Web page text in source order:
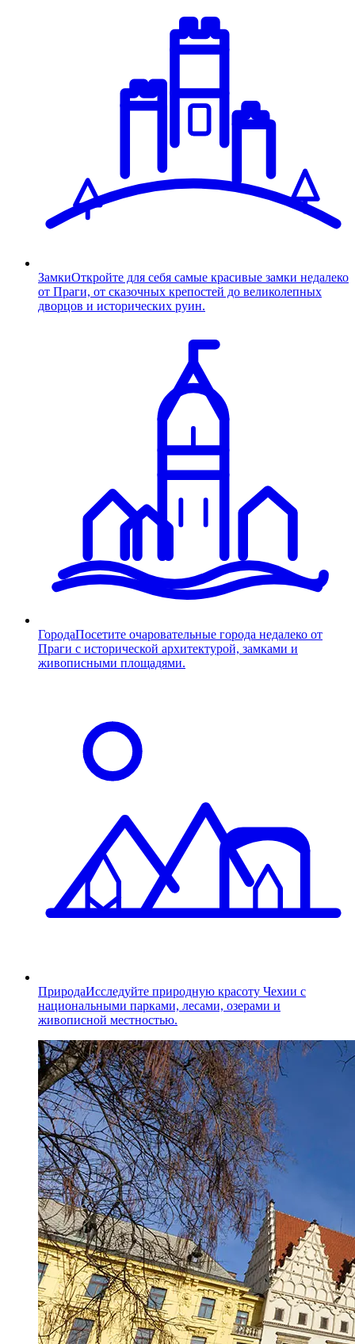
ЗамкиОткройте для себя самые красивые замки недалеко
от Праги, от сказочных крепостей до великолепных
дворцов и исторических руин.
ГородаПосетите очаровательные города недалеко от
Праги с исторической архитектурой, замками и
живописными площадями.
ПриродаИсследуйте природную красоту Чехии с
национальными парками, лесами, озерами и
живописной местностью.